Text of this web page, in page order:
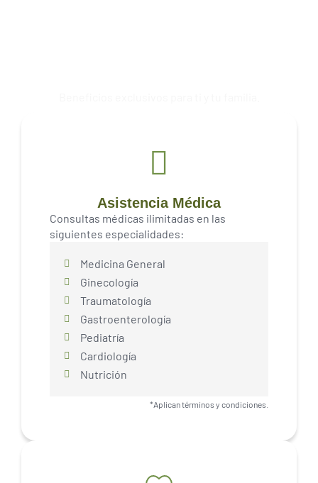
Asistencia Médica
Consultas médicas ilimitadas en las
siguientes especialidades:
Medicina General
Ginecología
Traumatología
Gastroenterología
Pediatría
Cardiología
Nutrición
*Aplican términos y condiciones.